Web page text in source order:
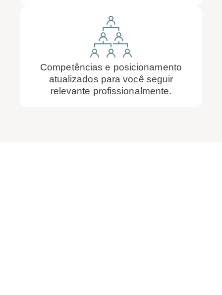
Competências e posicionamento
atualizados para você seguir
relevante profissionalmente.